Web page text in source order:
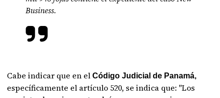
Business.
Cabe indicar que en elCódigo Judicial de Panamá,
específicamente el artículo 520, se indica que: "Los